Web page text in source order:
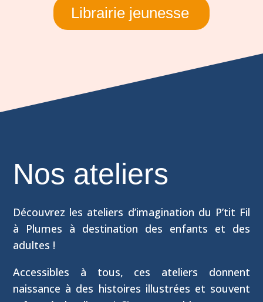
Librairie jeunesse
Nos ateliers
Découvrez les ateliers d’imagination du P’tit Fil
à Plumes à destination des enfants et des
adultes !
Accessibles à tous, ces ateliers donnent
naissance à des histoires illustrées et souvent